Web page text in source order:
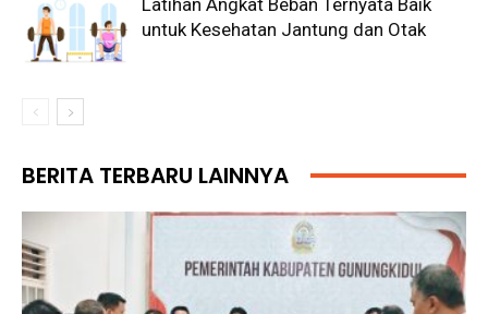
Latihan Angkat Beban Ternyata Baik
untuk Kesehatan Jantung dan Otak
BERITA TERBARU LAINNYA